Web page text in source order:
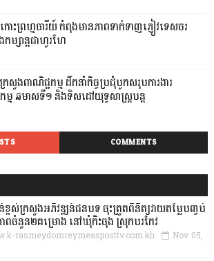
ះព្រហ្មចារីយ៍ កំពុងមានភាពទាក់ទាញភ្ញៀវទេសចរ
ម្សាន្តជាហូរហែ
ក្រសួងពាណិជ្ជកម្ម ដឹកនាំកិច្ចប្រជុំបូកសរុបការងារ
ម្ម ឆមាសទី១ និងទិសដៅយុទ្ធសាស្រ្តបន្ត
COMMENTS
ន់ខ្ពស់ក្រសួងអភិវឌ្ឍន៍ជនបទ ចុះត្រួតពិនិត្យវាយតម្លៃបញ្ចប់
ពចំនួន២គម្រោង នៅឃុំកិះចុង ស្រុកបរកែវ
rasmeydomreymeasposttv.com.kh Nov 05,